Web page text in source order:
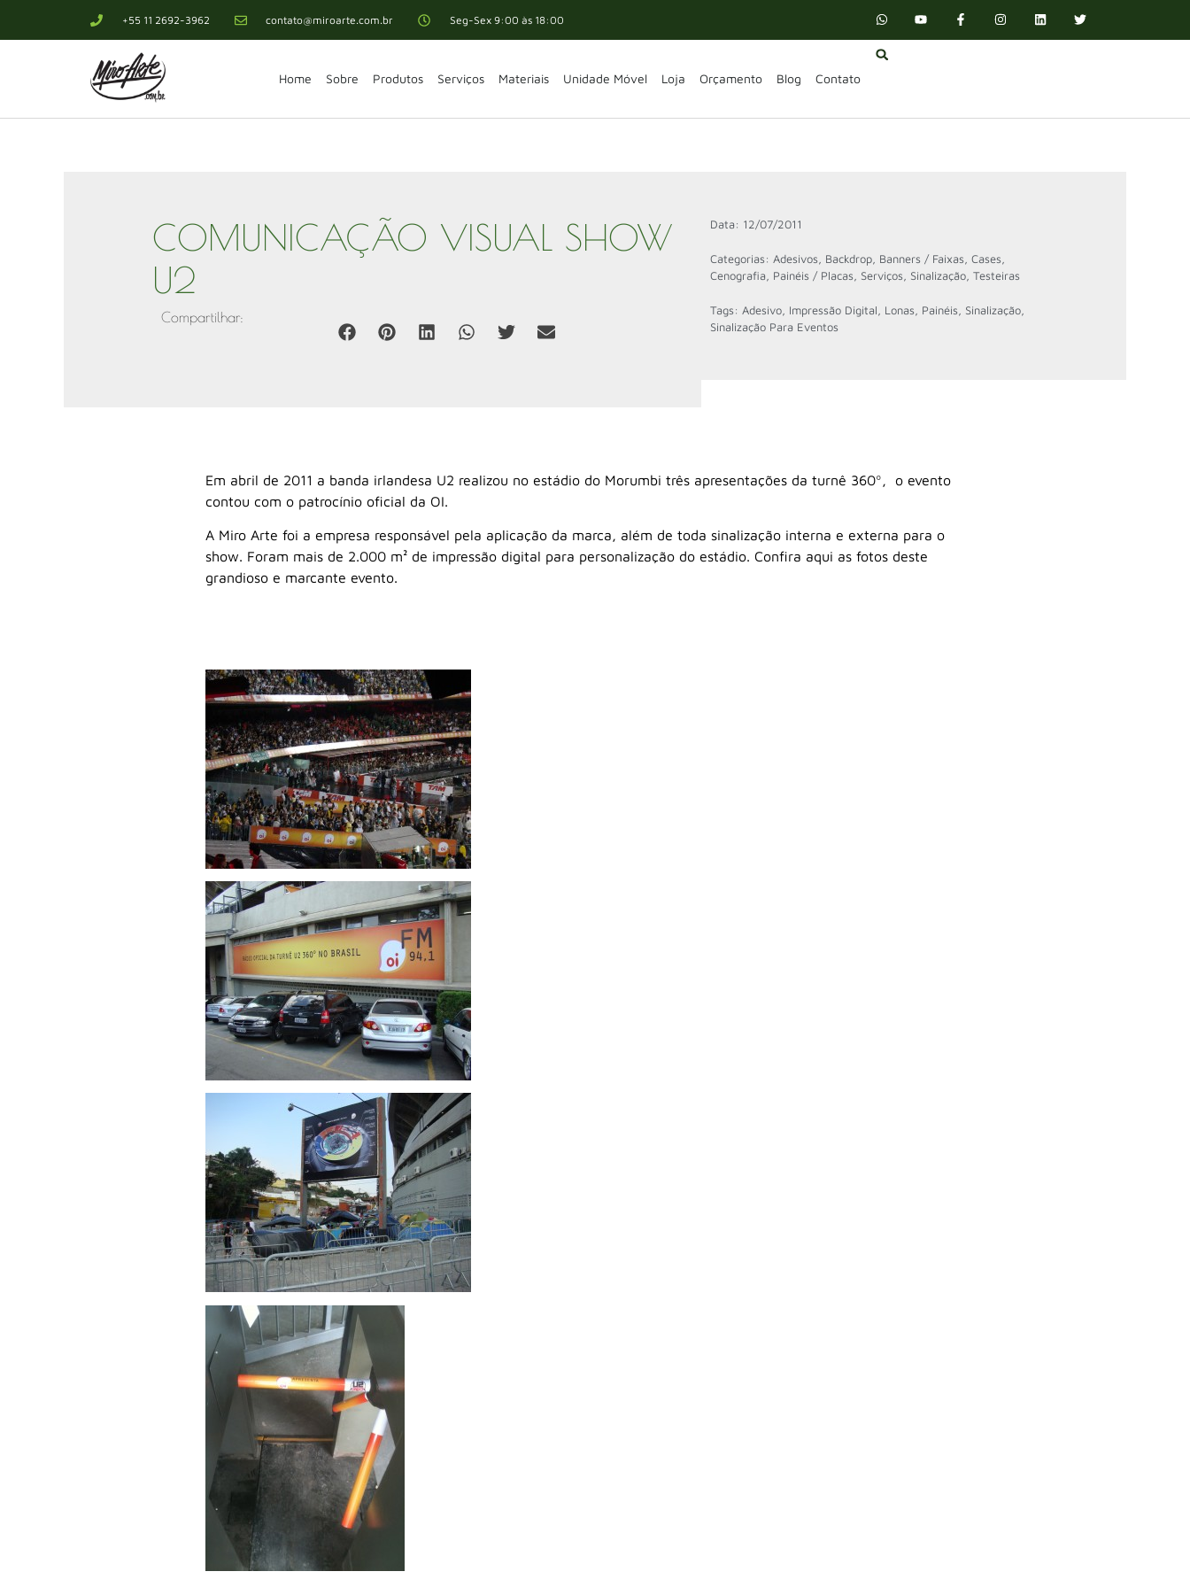
+55 11 2692-3962 contato@miroarte.com.br Seg-Sex 9:00 às 18:00
Home Sobre Produtos Serviços Materiais Unidade Móvel Loja Orçamento Blog Contato
COMUNICAÇÃO VISUAL SHOW
U2
Compartilhar:
Data: 12/07/2011
Categorias: Adesivos Backdrop Banners / Faixas Cases
Cenografia Painéis / Placas Serviços Sinalização Testeiras
Tags: Adesivo Impressão Digital Lonas Painéis Sinalização
Sinalização Para Eventos
Em abril de 2011 a banda irlandesa U2 realizou no estádio do Morumbi três apresentações da turnê 360º, o evento
contou com o patrocínio oficial da OI.
A Miro Arte foi a empresa responsável pela aplicação da marca, além de toda sinalização interna e externa para o
show. Foram mais de 2.000 m² de impressão digital para personalização do estádio. Confira aqui as fotos deste
grandioso e marcante evento.